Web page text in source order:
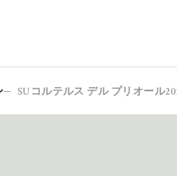
SUコルテルス デル プリオール